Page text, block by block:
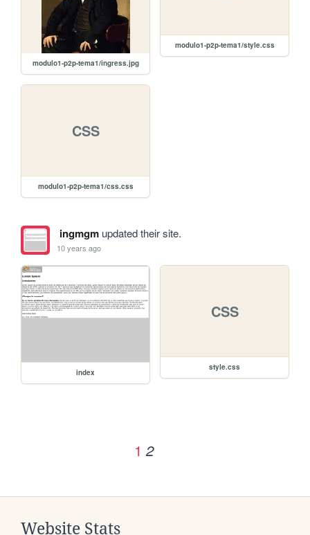
modulo1-p2p-tema1/ingress.jpg
modulo1-p2p-tema1/style.css
CSS
modulo1-p2p-tema1/css.css
ingmgmupdated their site.
10 years ago
index
CSS
style.css
1 2
Website Stats